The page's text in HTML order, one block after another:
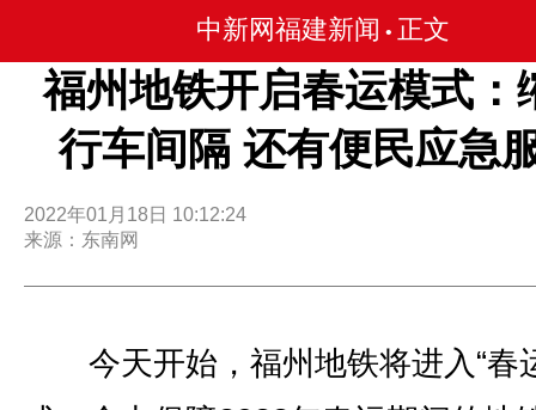
中新网福建新闻 • 正文
福州地铁开启春运模式：
行车间隔 还有便民应急
2022年01月18日 10:12:24
来源：东南网
今天开始，福州地铁将进入“春